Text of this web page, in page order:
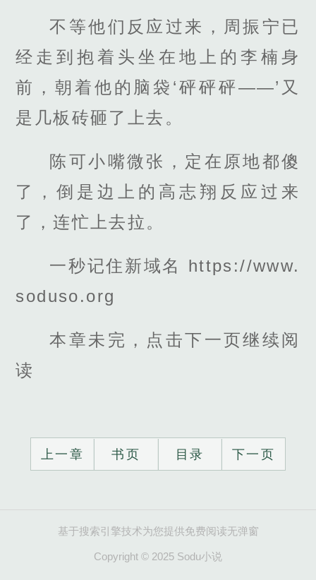
不等他们反应过来，周振宁已
经走到抱着头坐在地上的李楠身
前，朝着他的脑袋‘砰砰砰——’又
是几板砖砸了上去。
陈可小嘴微张，定在原地都傻
了，倒是边上的高志翔反应过来
了，连忙上去拉。
一秒记住新域名 https://www.
soduso.org
本章未完，点击下一页继续阅
读
上一章 书页 目录 下一页
基于搜索引擎技术为您提供免费阅读无弹窗
Copyright © 2025 Sodu小说